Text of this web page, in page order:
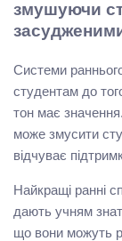
змушуючи
Системи
студентам до
тон має
може змусити
відчуває
Найкращі ранні
дають учням
що вони можуть